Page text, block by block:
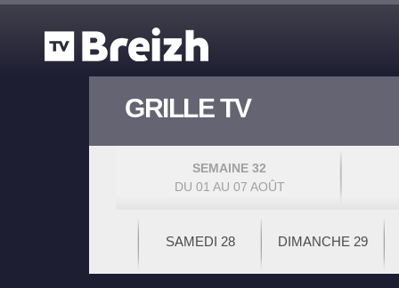
GRILLE TV
SEMAINE 32
DU 01 AU 07 AOÛT
SAMEDI 28 DIMANCHE 29